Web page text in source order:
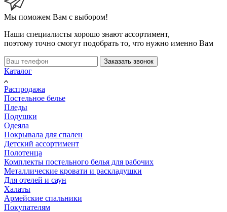
Мы поможем Вам с выбором!
Наши специалисты хорошо знают ассортимент,
поэтому точно смогут подобрать то, что нужно именно Вам
Заказать звонок
Каталог
Распродажа
Постельное белье
Пледы
Подушки
Одеяла
Покрывала для спален
Детский ассортимент
Полотенца
Комплекты постельного белья для рабочих
Металлические кровати и раскладушки
Для отелей и саун
Халаты
Армейские спальники
Покупателям